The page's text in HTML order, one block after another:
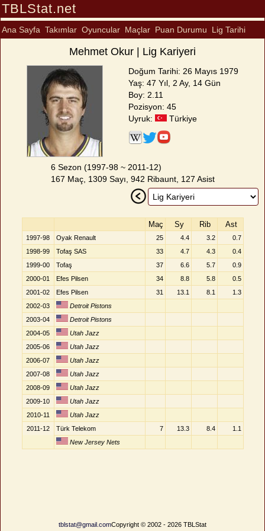
TBLStat.net
Ana Sayfa Takımlar Oyuncular Maçlar Puan Durumu Lig Tarihi
Mehmet Okur | Lig Kariyeri
Doğum Tarihi: 26 Mayıs 1979
Yaş: 47 Yıl, 2 Ay, 14 Gün
Boy: 2.11
Pozisyon: 45
Uyruk:
Türkiye
6 Sezon (1997-98 ~ 2011-12)
167 Maç, 1309 Sayı, 942 Ribaunt, 127 Asist
Maç Sy Rib Ast
1997-98 Oyak Renault 25 4.4 3.2
0.7
1998-99
Tofaş SAS 33 4.7 4.3
0.4
1999-00
Tofaş 37 6.6 5.7
0.9
2000-01
Efes Pilsen 34 8.8 5.8
0.5
2001-02
Efes Pilsen 31 13.1 8.1
1.3
2002-03
Detroit Pistons
2003-04
Detroit Pistons
2004-05
Utah Jazz
2005-06
Utah Jazz
2006-07
Utah Jazz
2007-08
Utah Jazz
2008-09
Utah Jazz
2009-10
Utah Jazz
2010-11
Utah Jazz
2011-12
Türk Telekom 7 13.3 8.4
1.1
New Jersey Nets
tblstat@gmail.comCopyright © 2002 - 2026 TBLStat